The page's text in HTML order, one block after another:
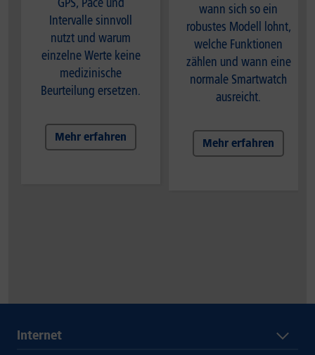
Intervalle sinnvoll
nutzt und warum
einzelne Werte keine
medizinische
Beurteilung ersetzen.
Mehr erfahren
wann sich so ein
robustes Modell lohnt,
welche Funktionen
zählen und wann eine
normale Smartwatch
ausreicht.
Mehr erfahren
Internet